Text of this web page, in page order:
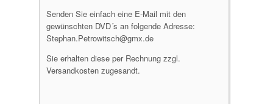
Senden Sie einfach eine E-Mail mit den
gewünschten DVD´s an folgende Adresse:
Stephan.Petrowitsch@gmx.de
Sie erhalten diese per Rechnung zzgl.
Versandkosten zugesandt.